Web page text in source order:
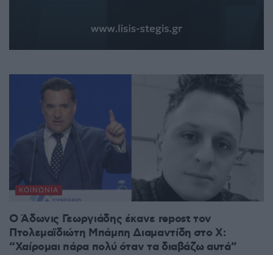
ΚΟΙΝΩΝΊΑ
Ο Άδωνις Γεωργιάδης έκανε repost τον
Πτολεμαϊδιώτη Μπάμπη Διαμαντίδη στο X:
“Χαίρομαι πάρα πολύ όταν τα διαβάζω αυτά”